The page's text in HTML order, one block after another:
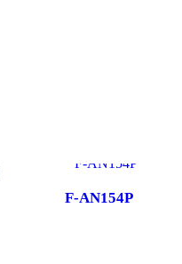
F-AN154P